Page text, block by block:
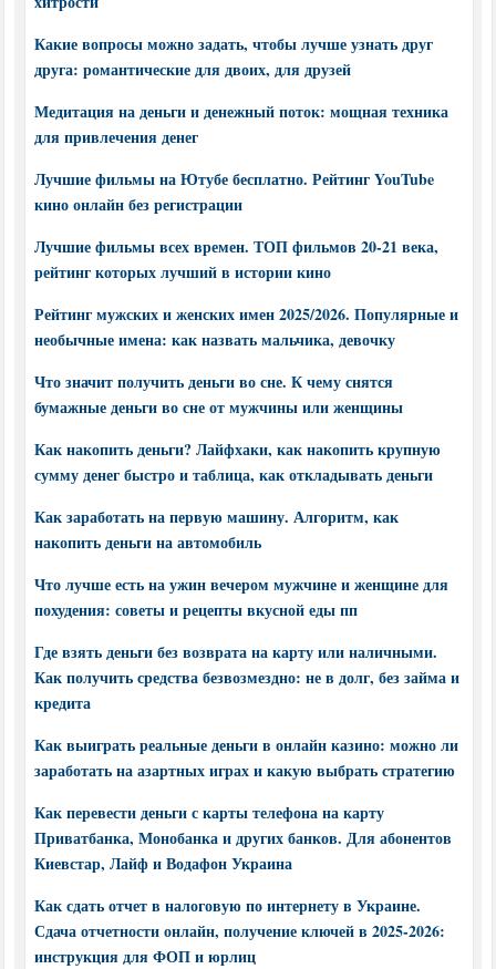
Какие вопросы можно задать, чтобы лучше узнать друг
друга: романтические для двоих, для друзей
Медитация на деньги и денежный поток: мощная техника
для привлечения денег
Лучшие фильмы на Ютубе бесплатно. Рейтинг YouTube
кино онлайн без регистрации
Лучшие фильмы всех времен. ТОП фильмов 20-21 века,
рейтинг которых лучший в истории кино
Рейтинг мужских и женских имен 2025/2026. Популярные и
необычные имена: как назвать мальчика, девочку
Что значит получить деньги во сне. К чему снятся
бумажные деньги во сне от мужчины или женщины
Как накопить деньги? Лайфхаки, как накопить крупную
сумму денег быстро и таблица, как откладывать деньги
Как заработать на первую машину. Алгоритм, как
накопить деньги на автомобиль
Что лучше есть на ужин вечером мужчине и женщине для
похудения: советы и рецепты вкусной еды пп
Где взять деньги без возврата на карту или наличными.
Как получить средства безвозмездно: не в долг, без займа и
кредита
Как выиграть реальные деньги в онлайн казино: можно ли
заработать на азартных играх и какую выбрать стратегию
Как перевести деньги с карты телефона на карту
Приватбанка, Монобанка и других банков. Для абонентов
Киевстар, Лайф и Водафон Украина
Как сдать отчет в налоговую по интернету в Украине.
Сдача отчетности онлайн, получение ключей в 2025-2026:
инструкция для ФОП и юрлиц